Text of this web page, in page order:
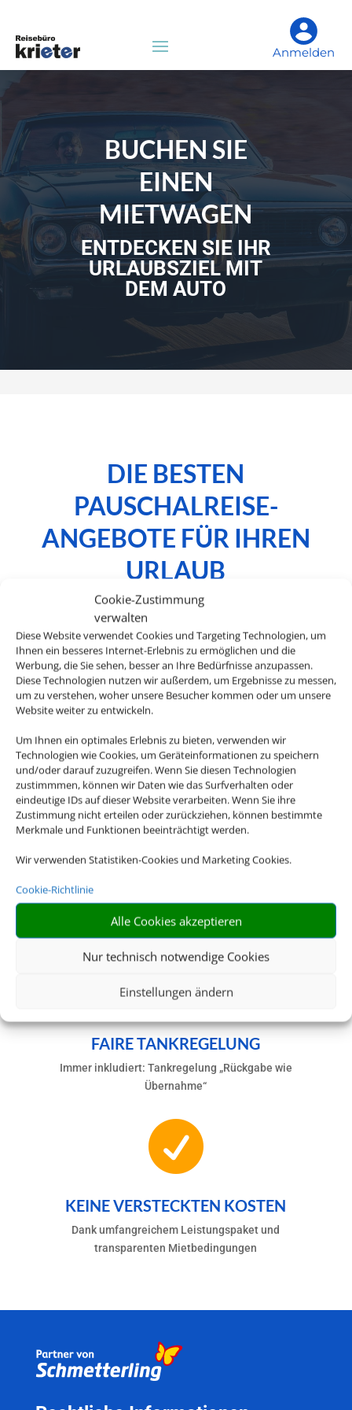
Cookie-Zustimmung
verwalten
Diese Website verwendet Cookies und Targeting Technologien, um
Ihnen ein besseres Internet-Erlebnis zu ermöglichen und die
Werbung, die Sie sehen, besser an Ihre Bedürfnisse anzupassen.
Diese Technologien nutzen wir außerdem, um Ergebnisse zu messen,
um zu verstehen, woher unsere Besucher kommen oder um unsere
Website weiter zu entwickeln.
Um Ihnen ein optimales Erlebnis zu bieten, verwenden wir
Technologien wie Cookies, um Geräteinformationen zu speichern
und/oder darauf zuzugreifen. Wenn Sie diesen Technologien
zustimmmen, können wir Daten wie das Surfverhalten oder
eindeutige IDs auf dieser Website verarbeiten. Wenn Sie ihre
Zustimmung nicht erteilen oder zurückziehen, können bestimmte
Merkmale und Funktionen beeinträchtigt werden.
Wir verwenden Statistiken-Cookies und Marketing Cookies.
Cookie-Richtlinie
Alle Cookies akzeptieren
Nur technisch notwendige Cookies
Einstellungen ändern
Anmelden
BUCHEN SIE
EINEN
MIETWAGEN
ENTDECKEN SIE IHR
URLAUBSZIEL MIT
DEM AUTO
DIE BESTEN
PAUSCHALREISE-
ANGEBOTE FÜR IHREN
URLAUB
Bei uns finden Sie Mietwagen für über 120
Länder und an mehr als 8.000 Stationen
weltweit. Egal ob Spanien, Italien, USA oder
Neuseeland – wir haben für jedes Reiseziel

Inkl. Vollkaskoschutz, Erstattung der Selbstbeteiligung,
freie Kilometer uvm

FAIRE TANKREGELUNG
Immer inkludiert: Tankregelung „Rückgabe wie
Übernahme“

KEINE VERSTECKTEN KOSTEN
Dank umfangreichem Leistungspaket und
transparenten Mietbedingungen